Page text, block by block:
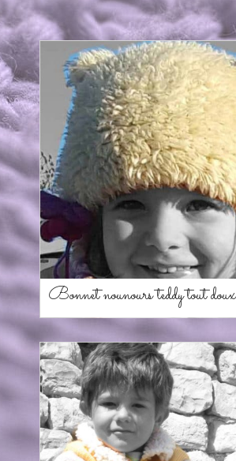
Bonnet nounours teddy tout doux